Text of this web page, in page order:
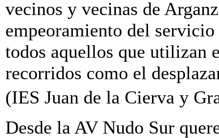
vecinos y vecinas de
empeoramiento del
todos aquellos que utilizan
recorridos como el
(IES Juan de la Cierva y
Desde la AV Nudo Sur